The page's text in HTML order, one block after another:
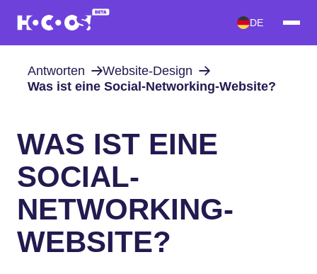
DE
Antworten
Website-Design
Was ist eine Social-Networking-Website?
WAS IST EINE
SOCIAL-
NETWORKING-
WEBSITE?